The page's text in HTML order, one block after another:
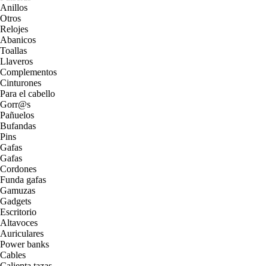
Anillos
Otros
Relojes
Abanicos
Toallas
Llaveros
Complementos
Cinturones
Para el cabello
Gorr@s
Pañuelos
Bufandas
Pins
Gafas
Gafas
Cordones
Funda gafas
Gamuzas
Gadgets
Escritorio
Altavoces
Auriculares
Power banks
Cables